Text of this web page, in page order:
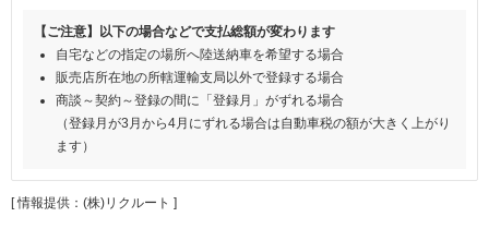
【ご注意】以下の場合などで支払総額が変わります
自宅などの指定の場所へ陸送納車を希望する場合
販売店所在地の所轄運輸支局以外で登録する場合
商談～契約～登録の間に「登録月」がずれる場合
（登録月が3月から4月にずれる場合は自動車税の額が大きく上がり
ます）
[ 情報提供：(株)リクルート ]